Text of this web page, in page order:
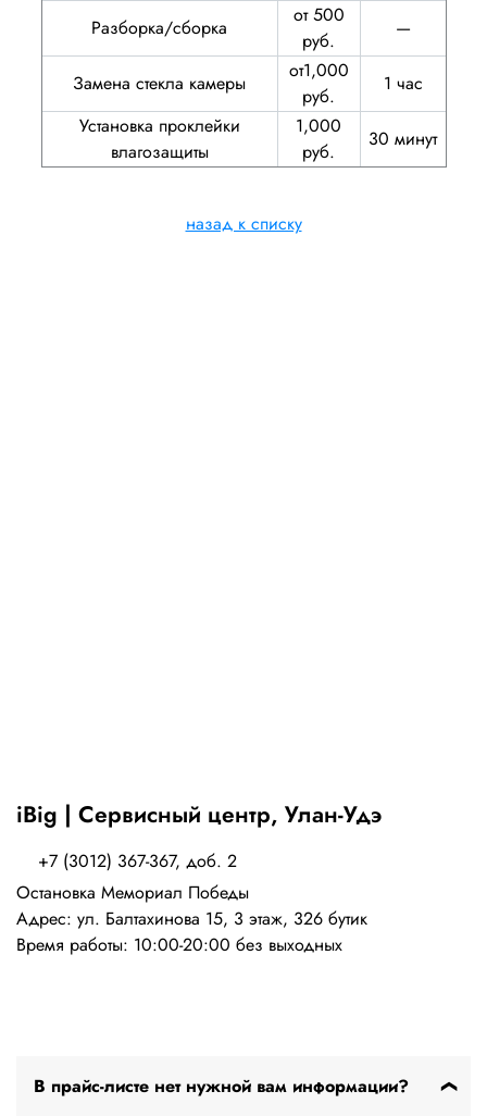
Разборка/сборка
от 500
руб.
—
Замена стекла камеры
от1,000
руб.
1 час
Установка проклейки
влагозащиты
1,000
руб.
30 минут
назад к списку
iBig | Сервисный центр, Улан-Удэ
+7 (3012) 367-367, доб. 2
Остановка Мемориал Победы
Адрес: ул. Балтахинова 15, 3 этаж, 326 бутик
Время работы: 10:00-20:00 без выходных
В прайс-листе нет нужной вам информации?